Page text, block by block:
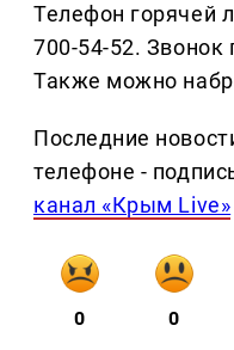
Телефон горячей
700-54-52. Звонок
Также можно
Последние
телефоне -
канал «Крым Live»
0 0